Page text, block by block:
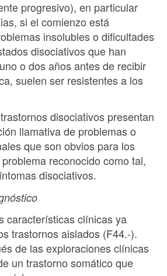
progresivo), en particular
si el comienzo está
insolubles o dificultades
disociativos que han
o dos años antes de recibir
suelen ser resistentes a los
disociativos presentan
llamativa de problemas o
que son obvios para los
reconocido como tal,
disociativos.
características clínicas ya
trastornos aislados (F44.-).
de las exploraciones clínicas
un trastorno somático que